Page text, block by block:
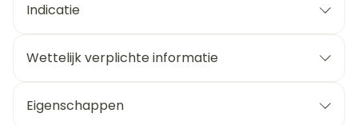
Indicatie
Wettelijk verplichte informatie
Eigenschappen